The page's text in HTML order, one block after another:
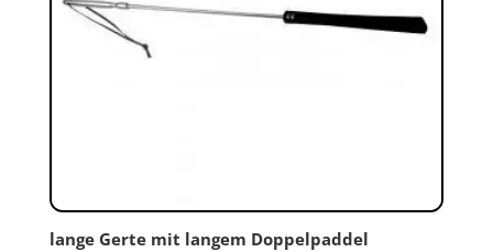
lange Gerte mit langem Doppelpaddel